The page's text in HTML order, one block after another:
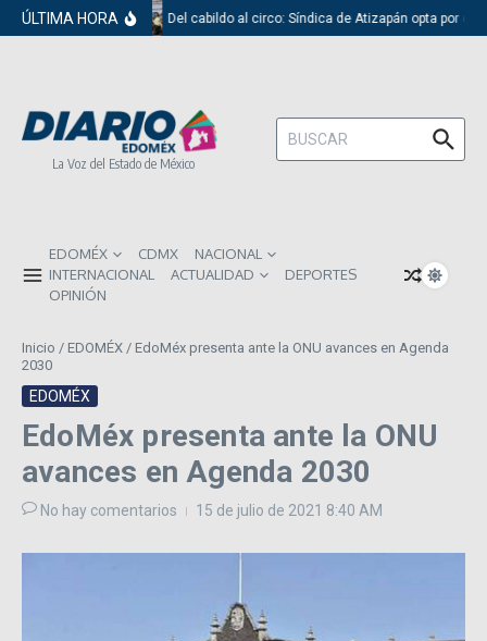
Saltar al contenido
ÚLTIMA HORA Del cabildo al circo: Síndica de Atizapán opta por el
La Voz del Estado de México
Buscar:
EDOMÉX CDMX
NACIONAL
INTERNACIONAL
ACTUALIDAD
DEPORTES
OPINIÓN
Inicio / EDOMÉX / EdoMéx presenta ante la ONU avances en Agenda
2030
EDOMÉX
EdoMéx presenta ante la ONU
avances en Agenda 2030
No hay comentarios 15 de julio de 2021 8:40 AM